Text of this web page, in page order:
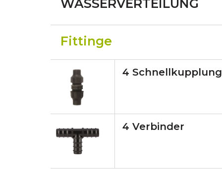
WASSERVERTEILUNG
Fittinge
4
4 Verbinder